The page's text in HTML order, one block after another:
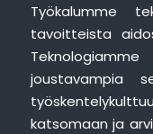
Työkalumme
tavoitteista
joustavampia
katsomaan ja